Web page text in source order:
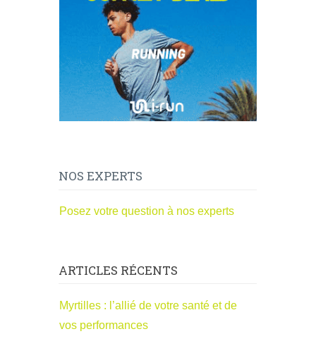
NOS EXPERTS
Posez votre question à nos experts
ARTICLES RÉCENTS
Myrtilles : l’allié de votre santé et de
vos performances